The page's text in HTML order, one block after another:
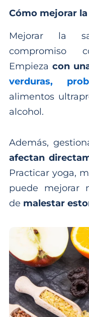
Cómo mejorar
Mejorar la
compromiso
Empiezacon
verduras,
alimentos
alcohol.
Además,
afectan
Practicar yoga,
puede mejorar
de malestar